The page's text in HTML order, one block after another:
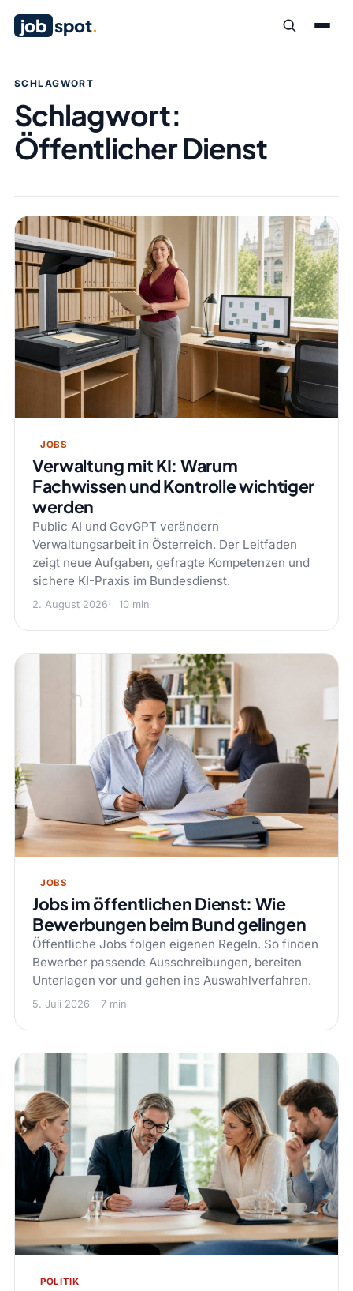
job spot.
SCHLAGWORT
Schlagwort:
Öffentlicher Dienst
JOBS
Verwaltung mit KI: Warum
Fachwissen und Kontrolle wichtiger
werden
Public AI und GovGPT verändern
Verwaltungsarbeit in Österreich. Der Leitfaden
zeigt neue Aufgaben, gefragte Kompetenzen und
sichere KI-Praxis im Bundesdienst.
2. August 2026 10 min
JOBS
Jobs im öffentlichen Dienst: Wie
Bewerbungen beim Bund gelingen
Öffentliche Jobs folgen eigenen Regeln. So finden
Bewerber passende Ausschreibungen, bereiten
Unterlagen vor und gehen ins Auswahlverfahren.
5. Juli 2026 7 min
POLITIK